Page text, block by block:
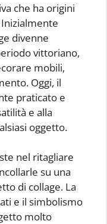
che ha origini
divenne
vittoriano,
mobili,
Oggi, il
praticato e
e alla
oggetto.
nel ritagliare
su una
di collage. La
e il simbolismo
molto